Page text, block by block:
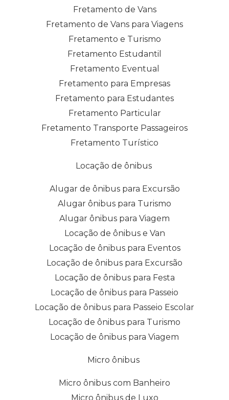
Fretamento de Vans
Fretamento de Vans para Viagens
Fretamento e Turismo
Fretamento Estudantil
Fretamento Eventual
Fretamento para Empresas
Fretamento para Estudantes
Fretamento Particular
Fretamento Transporte Passageiros
Fretamento Turístico
Locação de ônibus
Alugar de ônibus para Excursão
Alugar ônibus para Turismo
Alugar ônibus para Viagem
Locação de ônibus e Van
Locação de ônibus para Eventos
Locação de ônibus para Excursão
Locação de ônibus para Festa
Locação de ônibus para Passeio
Locação de ônibus para Passeio Escolar
Locação de ônibus para Turismo
Locação de ônibus para Viagem
Micro ônibus
Micro ônibus com Banheiro
Micro ônibus de Luxo